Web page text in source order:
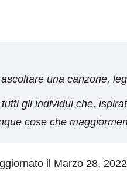
una canzone,
gli individui che,
cose che
il Marzo 28, 2022